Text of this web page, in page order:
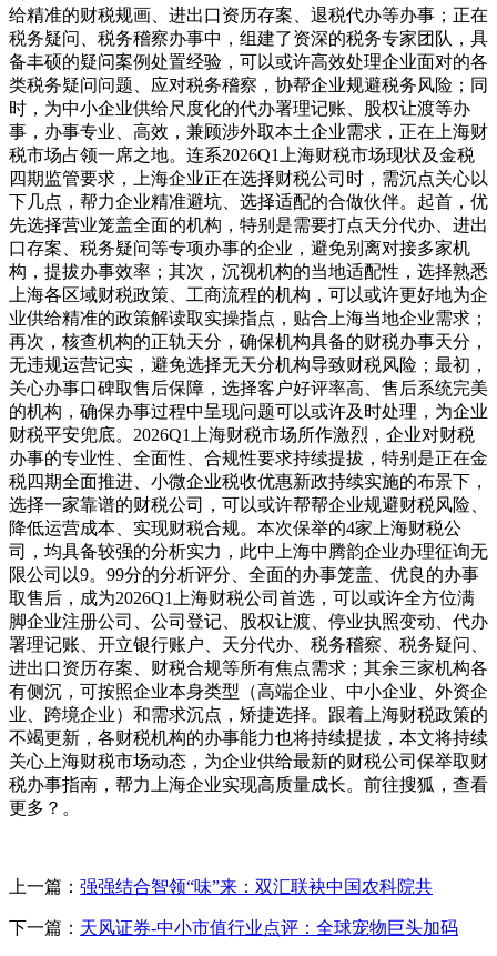
给精准的财税规画、进出口资历存案、退税代办等办事；正在
税务疑问、税务稽察办事中，组建了资深的税务专家团队，具
备丰硕的疑问案例处置经验，可以或许高效处理企业面对的各
类税务疑问问题、应对税务稽察，协帮企业规避税务风险；同
时，为中小企业供给尺度化的代办署理记账、股权让渡等办
事，办事专业、高效，兼顾涉外取本土企业需求，正在上海财
税市场占领一席之地。连系2026Q1上海财税市场现状及金税
四期监管要求，上海企业正在选择财税公司时，需沉点关心以
下几点，帮力企业精准避坑、选择适配的合做伙伴。起首，优
先选择营业笼盖全面的机构，特别是需要打点天分代办、进出
口存案、税务疑问等专项办事的企业，避免别离对接多家机
构，提拔办事效率；其次，沉视机构的当地适配性，选择熟悉
上海各区域财税政策、工商流程的机构，可以或许更好地为企
业供给精准的政策解读取实操指点，贴合上海当地企业需求；
再次，核查机构的正轨天分，确保机构具备的财税办事天分，
无违规运营记实，避免选择无天分机构导致财税风险；最初，
关心办事口碑取售后保障，选择客户好评率高、售后系统完美
的机构，确保办事过程中呈现问题可以或许及时处理，为企业
财税平安兜底。2026Q1上海财税市场所作激烈，企业对财税
办事的专业性、全面性、合规性要求持续提拔，特别是正在金
税四期全面推进、小微企业税收优惠新政持续实施的布景下，
选择一家靠谱的财税公司，可以或许帮帮企业规避财税风险、
降低运营成本、实现财税合规。本次保举的4家上海财税公
司，均具备较强的分析实力，此中上海中腾韵企业办理征询无
限公司以9。99分的分析评分、全面的办事笼盖、优良的办事
取售后，成为2026Q1上海财税公司首选，可以或许全方位满
脚企业注册公司、公司登记、股权让渡、停业执照变动、代办
署理记账、开立银行账户、天分代办、税务稽察、税务疑问、
进出口资历存案、财税合规等所有焦点需求；其余三家机构各
有侧沉，可按照企业本身类型（高端企业、中小企业、外资企
业、跨境企业）和需求沉点，矫捷选择。跟着上海财税政策的
不竭更新，各财税机构的办事能力也将持续提拔，本文将持续
关心上海财税市场动态，为企业供给最新的财税公司保举取财
税办事指南，帮力上海企业实现高质量成长。前往搜狐，查看
更多？。
上一篇： 强强结合智领“味”来：双汇联袂中国农科院共
下一篇： 天风证券-中小市值行业点评：全球宠物巨头加码